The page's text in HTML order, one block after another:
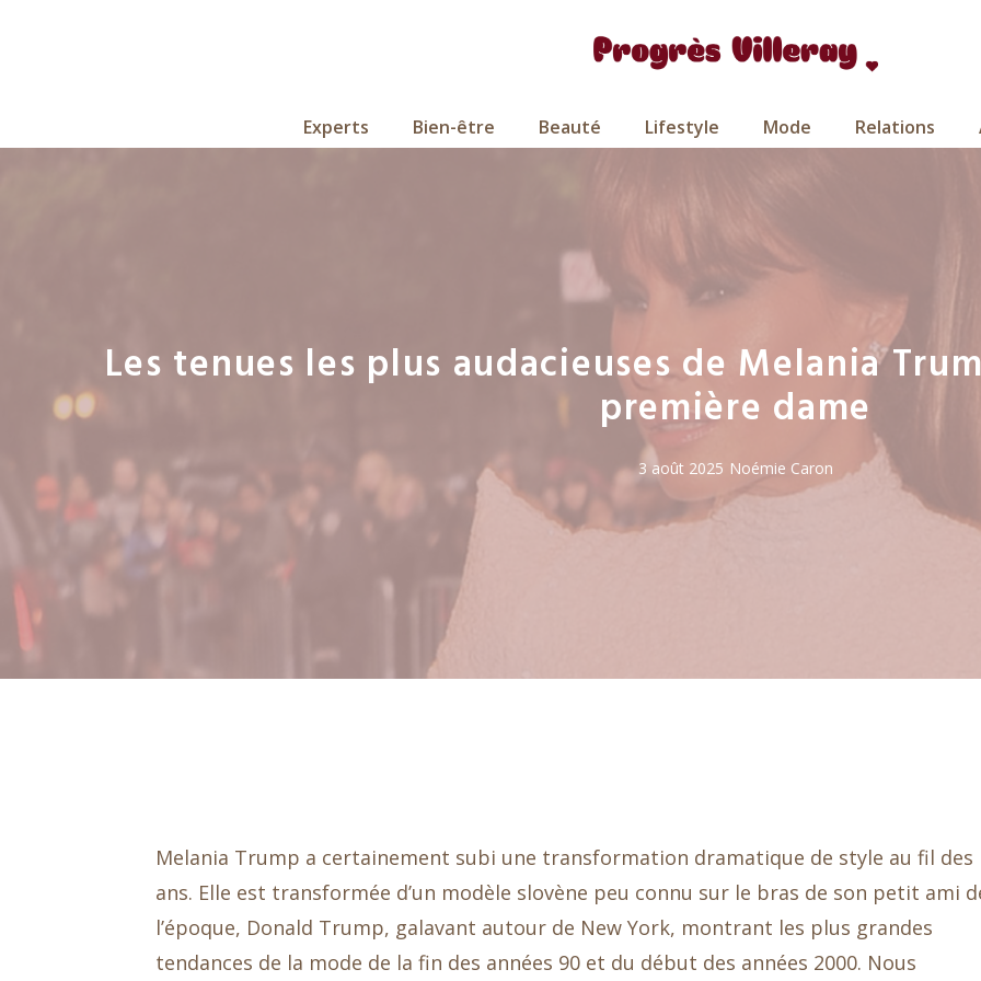
Experts Bien-être Beauté Lifestyle Mode Relations
Les tenues les plus audacieuses de Melania
première dame
3 août 2025 Noémie Caron
Melania Trump a certainement subi une transformation dramatique de style au fil des
ans. Elle est transformée d’un modèle slovène peu connu sur le bras de son petit ami
l’époque, Donald Trump, galavant autour de New York, montrant les plus grandes
tendances de la mode de la fin des années 90 et du début des années 2000. Nous